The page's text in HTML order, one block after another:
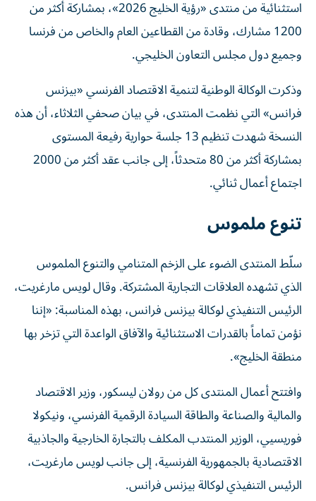
استثنائية من منتدى «رؤية الخليج 2026»، بمشاركة أكثر من
1200 مشارك، وقادة من القطاعين العام والخاص من فرنسا
وجميع دول مجلس التعاون الخليجي.
وذكرت الوكالة الوطنية لتنمية الاقتصاد الفرنسي «بيزنس
فرانس» التي نظمت المنتدى، في بيان صحفي الثلاثاء، أن هذه
النسخة شهدت تنظيم 13 جلسة حوارية رفيعة المستوى
بمشاركة أكثر من 80 متحدثاً، إلى جانب عقد أكثر من 2000
اجتماع أعمال ثنائي.
تنوع ملموس
سلّط المنتدى الضوء على الزخم المتنامي والتنوع الملموس
الذي تشهده العلاقات التجارية المشتركة. وقال لويس مارغريت،
الرئيس التنفيذي لوكالة بيزنس فرانس، بهذه المناسبة: «إننا
نؤمن تماماً بالقدرات الاستثنائية والآفاق الواعدة التي تزخر بها
منطقة الخليج».
وافتتح أعمال المنتدى كل من رولان ليسكور، وزير الاقتصاد
والمالية والصناعة والطاقة السيادة الرقمية الفرنسي، ونيكولا
فوريسيي، الوزير المنتدب المكلف بالتجارة الخارجية والجاذبية
الاقتصادية بالجمهورية الفرنسية، إلى جانب لويس مارغريت،
الرئيس التنفيذي لوكالة بيزنس فرانس.